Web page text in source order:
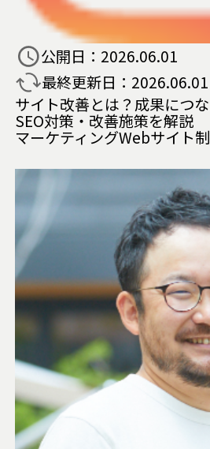
公開日： 2026.06.01
最終更新日： 2026.06.01
サイト改善とは？成果につ
SEO対策・改善施策を解説
マーケティングWebサイト